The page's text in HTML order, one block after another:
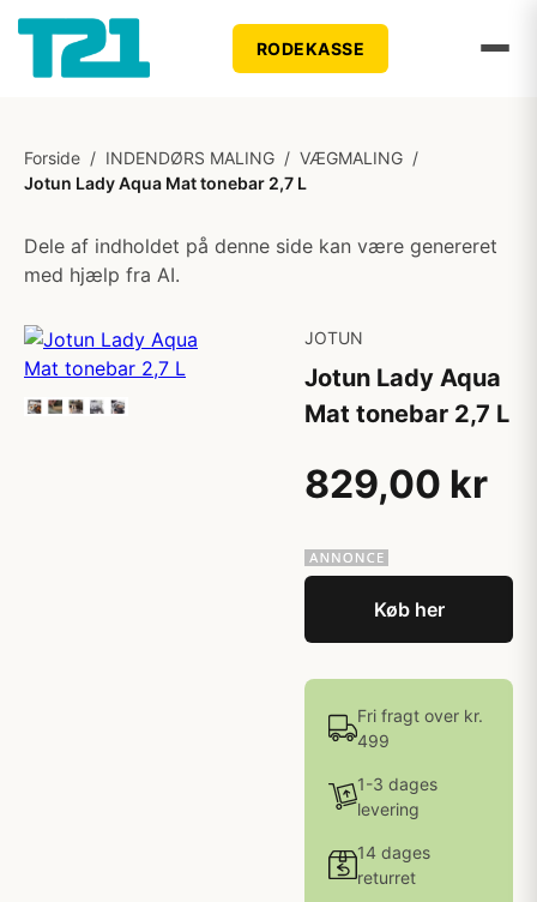
RODEKASSE
Forside / INDENDØRS MALING / VÆGMALING /
Jotun Lady Aqua Mat tonebar 2,7 L
Dele af indholdet på denne side kan være genereret
med hjælp fra AI.
JOTUN
Jotun Lady Aqua
Mat tonebar 2,7 L
829,00 kr
Køb her
Fri fragt over kr.
499
1-3 dages
levering
14 dages
returret